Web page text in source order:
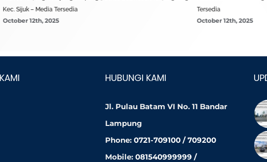
Kec. Sijuk – Media Tersedia
October 12th, 2025
Tersedia
October 12th, 2025
HUBUNGI KAMI
Jl. Pulau Batam VI No. 11 Bandar
Lampung
Phone: 0721-709100 / 709200
Mobile: 081540999999 /